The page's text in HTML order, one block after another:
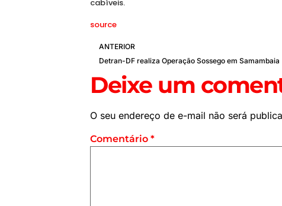
cabíveis.
source
ANTERIOR
Detran-DF realiza Operação Sossego em Samambaia
Deixe um
O seu endereço de e-mail não será
Comentário *